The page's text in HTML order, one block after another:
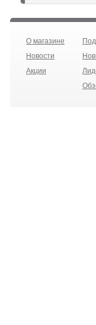
О магазине
Новости
Акции